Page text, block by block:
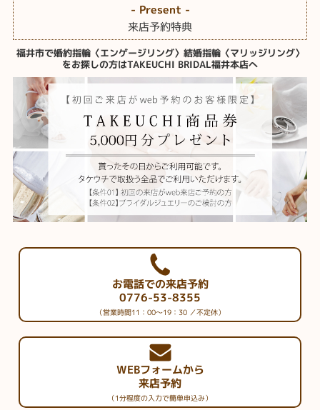
- Present -
来店予約特典
福井市で婚約指輪〈エンゲージリング〉結婚指輪〈マリッジリング〉
をお探しの方はTAKEUCHI BRIDAL福井本店へ
お電話での来店予約
0776-53-8355
（営業時間11：00～19：30 ／不定休）
WEBフォームから
来店予約
（1分程度の入力で簡単申込み）